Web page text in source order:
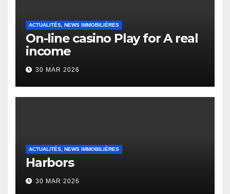
ACTUALITÉS, NEWS IMMOBILIÈRES
On-line casino Play for A real
income
30 MAR 2026
ACTUALITÉS, NEWS IMMOBILIÈRES
Harbors
30 MAR 2026